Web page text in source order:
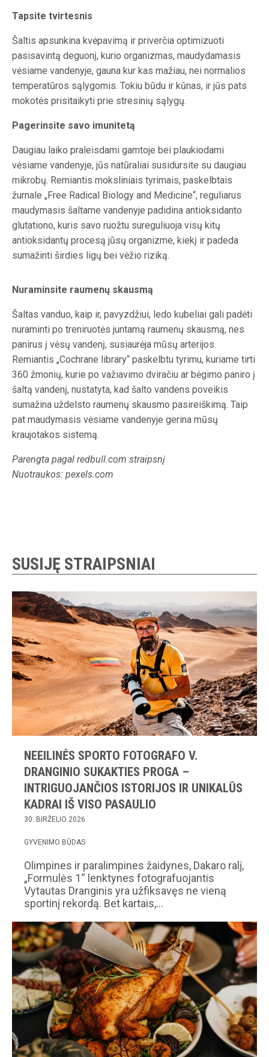
Tapsite tvirtesnis
Šaltis apsunkina kvėpavimą ir priverčia optimizuoti
pasisavintą deguonį, kurio organizmas, maudydamasis
vėsiame vandenyje, gauna kur kas mažiau, nei normalios
temperatūros sąlygomis. Tokiu būdu ir kūnas, ir jūs pats
mokotės prisitaikyti prie stresinių sąlygų.
Pagerinsite savo imunitetą
Daugiau laiko praleisdami gamtoje bei plaukiodami
vėsiame vandenyje, jūs natūraliai susidursite su daugiau
mikrobų. Remiantis moksliniais tyrimais, paskelbtais
žurnale „Free Radical Biology and Medicine“, reguliarus
maudymasis šaltame vandenyje padidina antioksidanto
glutationo, kuris savo ruožtu sureguliuoja visų kitų
antioksidantų procesą jūsų organizme, kiekį ir padeda
sumažinti širdies ligų bei vėžio riziką.
Nuraminsite raumenų skausmą
Šaltas vanduo, kaip ir, pavyzdžiui, ledo kubeliai gali padėti
nuraminti po treniruotės juntamą raumenų skausmą, nes
panirus į vėsų vandenį, susiaurėja mūsų arterijos.
Remiantis „Cochrane library“ paskelbtu tyrimu, kuriame tirti
360 žmonių, kurie po važiavimo dviračiu ar bėgimo paniro į
šaltą vandenį, nustatyta, kad šalto vandens poveikis
sumažina uždelsto raumenų skausmo pasireiškimą. Taip
pat maudymasis vėsiame vandenyje gerina mūsų
kraujotakos sistemą.
Parengta pagal redbull.com straipsnį
Nuotraukos: pexels.com
SUSIJĘ STRAIPSNIAI
NEEILINĖS SPORTO FOTOGRAFO V.
DRANGINIO SUKAKTIES PROGA –
INTRIGUOJANČIOS ISTORIJOS IR UNIKALŪS
KADRAI IŠ VISO PASAULIO
30. BIRŽELIO 2026
GYVENIMO BŪDAS
Olimpines ir paralimpines žaidynes, Dakaro ralį,
„Formulės 1“ lenktynes fotografuojantis
Vytautas Dranginis yra užfiksavęs ne vieną
sportinį rekordą. Bet kartais,…